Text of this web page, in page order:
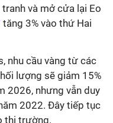
và mở cửa lại Eo
tăng 3% vào thứ Hai
nhu cầu vàng từ các
lượng sẽ giảm 15%
2026, nhưng vẫn duy
2022. Đây tiếp tục
thị trường.